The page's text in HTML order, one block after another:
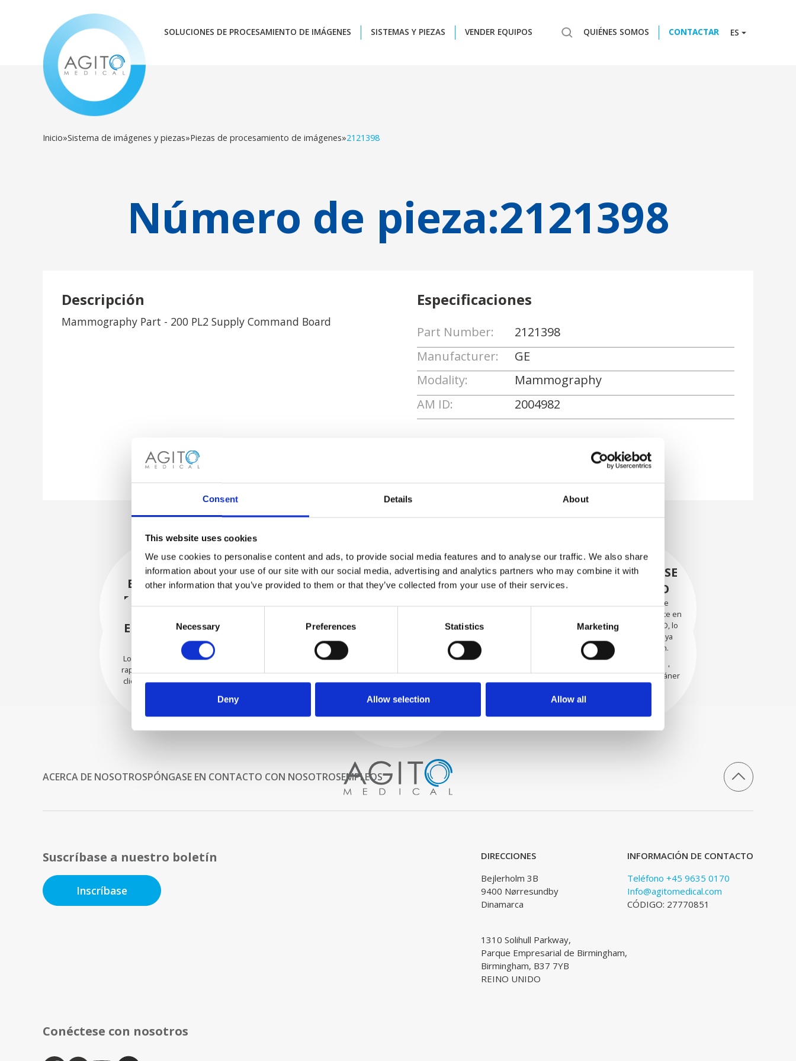
Consent Details About
This website uses cookies
We use cookies to personalise content and ads, to provide social media features and to analyse our traffic. We also share
information about your use of our site with our social media, advertising and analytics partners who may combine it with
other information that you’ve provided to them or that they’ve collected from your use of their services.
Necessary Preferences Statistics Marketing
Deny Allow selection Allow all
SOLUCIONES DE PROCESAMIENTO DE IMÁGENES SISTEMAS Y PIEZAS VENDER EQUIPOS QUIÉNES SOMOS CONTACTAR ES
Inicio»Sistema de imágenes y piezas»Piezas de procesamiento de imágenes»2121398
Número de pieza:2121398
Descripción
Mammography Part - 200 PL2 Supply Command Board
Especificaciones
Part Number:
2121398
Manufacturer:
GE
Modality:
Mammography
AM ID:
2004982
Proceso y
control de calidad
Comenzamos por seleccionar
cuidadosamente escáneres de
imágenes de alta calidad
EVALUACIÓN
EXHAUSTIVA
Nuestros técnicos
experimentados evalúan
cuidadosamente cada escáner
y sus componentes.
RECUPERÁNDOSE
CON CUIDADO
Las piezas utilizables se
recuperan meticulosamente en
un entorno seguro de ESD, lo
que garantiza que no haya
daños ni contaminación.
INTERNAMENTE
Todas las piezas se prueban
rigurosamente en nuestras
garantizar que la funcionalidad
las especificaciones OEM
EMBALADO DE
FORMA SEGURA
empaqueta de forma segura
ENVIAMOS CON
CONFIANZA
Los pedidos se envían con
rapidez a nuestros valiosos
clientes en todo el mundo.
ACERCA DE NOSOTROSPÓNGASE EN CONTACTO CON NOSOTROSEMPLEOS
Suscríbase a nuestro boletín
Inscríbase
DIRECCIONES
Bejlerholm 3B
9400 Nørresundby
Dinamarca
1310 Solihull Parkway,
Parque Empresarial de Birmingham,
Birmingham, B37 7YB
REINO UNIDO
INFORMACIÓN DE CONTACTO
Teléfono +45 9635 0170
Info@agitomedical.com
CÓDIGO: 27770851
Conéctese con nosotros